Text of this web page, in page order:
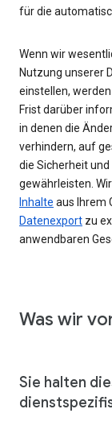
für die
Wenn wir
Nutzung unserer
einstellen,
Frist darüber
in denen die
verhindern, auf
die Sicherheit
gewährleisten.
Inhalte aus Ihrem
Datenexport zu
anwendbaren
Was wir
Sie halten